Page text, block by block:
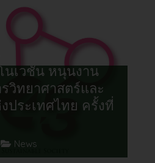
เวชั่น หนุนงาน
วิทยาศาสตร์และ
ประเทศไทย ครั้งที่
News